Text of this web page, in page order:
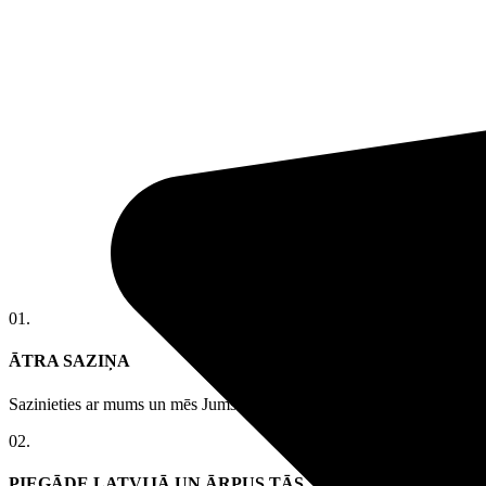
01.
ĀTRA SAZIŅA
Sazinieties ar mums un mēs Jums palīdzēsim izlemt par piemērotāko
02.